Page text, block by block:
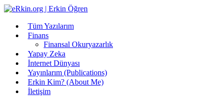
Tüm Yazılarım
Finans
Finansal Okuryazarlık
Yapay Zeka
İnternet Dünyası
Yayınlarım (Publications)
Erkin Kim? (About Me)
İletişim